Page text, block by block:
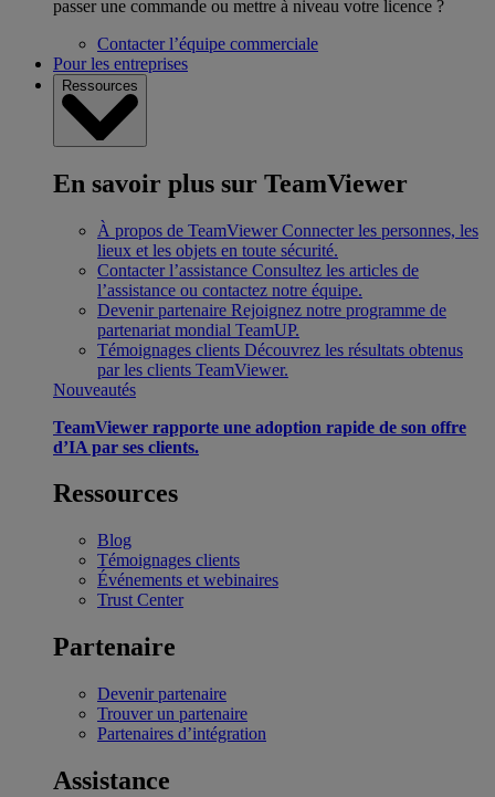
passer une commande ou mettre à niveau votre licence ?
Contacter l’équipe commerciale
Pour les entreprises
Ressources
En savoir plus sur TeamViewer
À propos de TeamViewer Connecter les personnes, les
lieux et les objets en toute sécurité.
Contacter l’assistance Consultez les articles de
l’assistance ou contactez notre équipe.
Devenir partenaire Rejoignez notre programme de
partenariat mondial TeamUP.
Témoignages clients Découvrez les résultats obtenus
par les clients TeamViewer.
Nouveautés
TeamViewer rapporte une adoption rapide de son offre
d’IA par ses clients.
Ressources
Blog
Témoignages clients
Événements et webinaires
Trust Center
Partenaire
Devenir partenaire
Trouver un partenaire
Partenaires d’intégration
Assistance